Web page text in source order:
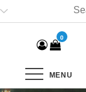
0
MENU